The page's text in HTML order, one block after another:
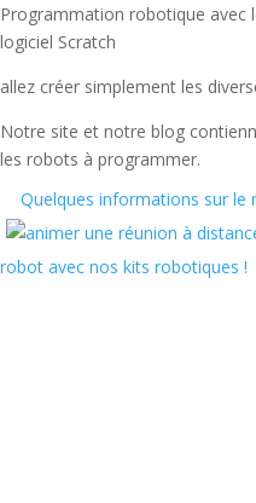
Programmation robotique avec
logiciel Scratch
allez créer simplement les
Notre site et notre blog
les robots à programmer.
Quelques informations sur le
robot avec nos kits robotiques !